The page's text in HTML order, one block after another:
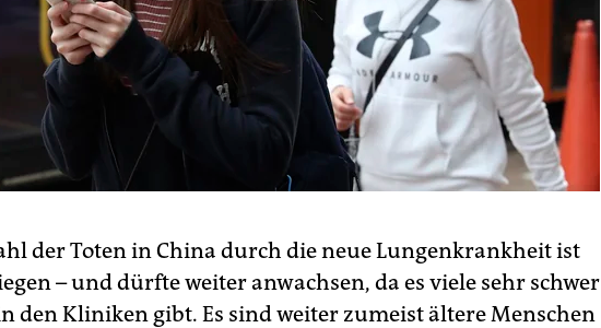
der Toten in China durch die neue Lungenkrankheit ist
– und dürfte weiter anwachsen, da es viele sehr schwer
den Kliniken gibt. Es sind weiter zumeist ältere Menschen